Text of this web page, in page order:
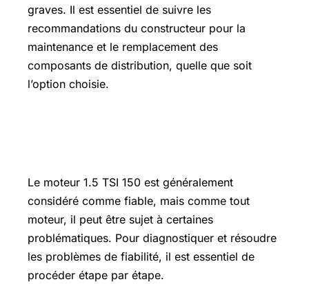
graves. Il est essentiel de suivre les
recommandations du constructeur pour la
maintenance et le remplacement des
composants de distribution, quelle que soit
l’option choisie.
Le moteur 1.5 TSI 150 est généralement
considéré comme fiable, mais comme tout
moteur, il peut être sujet à certaines
problématiques. Pour diagnostiquer et résoudre
les problèmes de fiabilité, il est essentiel de
procéder étape par étape.